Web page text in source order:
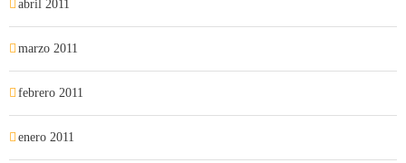
abril 2011
marzo 2011
febrero 2011
enero 2011